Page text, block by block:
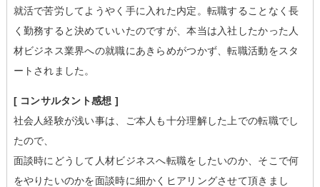
就活で苦労してようやく手に入れた内定。転職することなく長
く勤務すると決めていいたのですが、本当は入社したかった人
材ビジネス業界への就職にあきらめがつかず、転職活動をスタ
ートされました。
[ コンサルタント感想 ]
社会人経験が浅い事は、ご本人も十分理解した上での転職でし
たので、
面談時にどうして人材ビジネスへ転職をしたいのか、そこで何
をやりたいのかを面談時に細かくヒアリングさせて頂きまし